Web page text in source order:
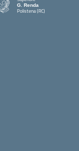
G. Renda
Polistena (RC)